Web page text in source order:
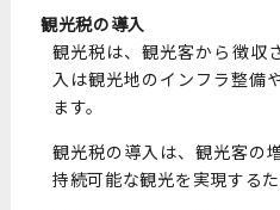
観光税の導入
観光税は、観光客から徴収
入は観光地のインフラ整備
ます。
観光税の導入は、観光客の
持続可能な観光を実現する